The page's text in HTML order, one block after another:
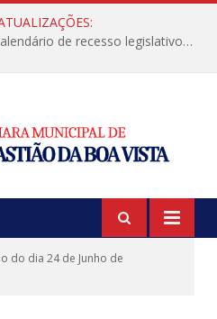
Câmara Municipal informa calendário de recesso legislativo de julho
do dia 24 de Junho de